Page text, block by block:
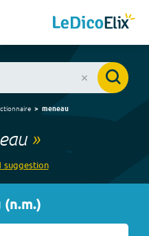
meneau
»
suggestion
(n.m.)